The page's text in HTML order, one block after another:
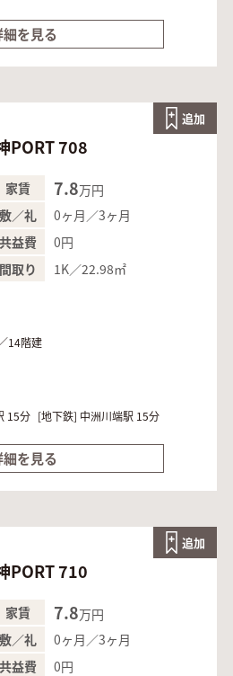
を見る
PORT 708
追加
家賃 7.8万円
敷／礼
0ヶ月／3ヶ月
共益費
0円
間取り
1K／22.98㎡
14階建
15分 [地下鉄] 中洲川端駅 15分
を見る
PORT 710
追加
家賃 7.8万円
敷／礼
0ヶ月／3ヶ月
共益費
0円